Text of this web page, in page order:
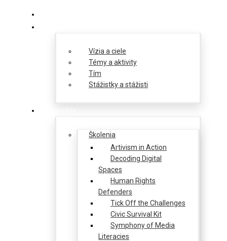
Vízia a ciele
Témy a aktivity
Tím
Stážistky a stážisti
Školenia
Artivism in Action
Decoding Digital
Spaces
Human Rights
Defenders
Tick Off the Challenges
Civic Survival Kit
Symphony of Media
Literacies